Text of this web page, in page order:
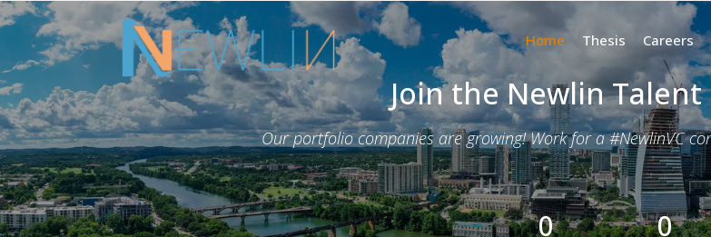
Home Thesis Careers
Join the Newlin
Our portfolio companies are growing! Work for a #NewlinVC
0 0